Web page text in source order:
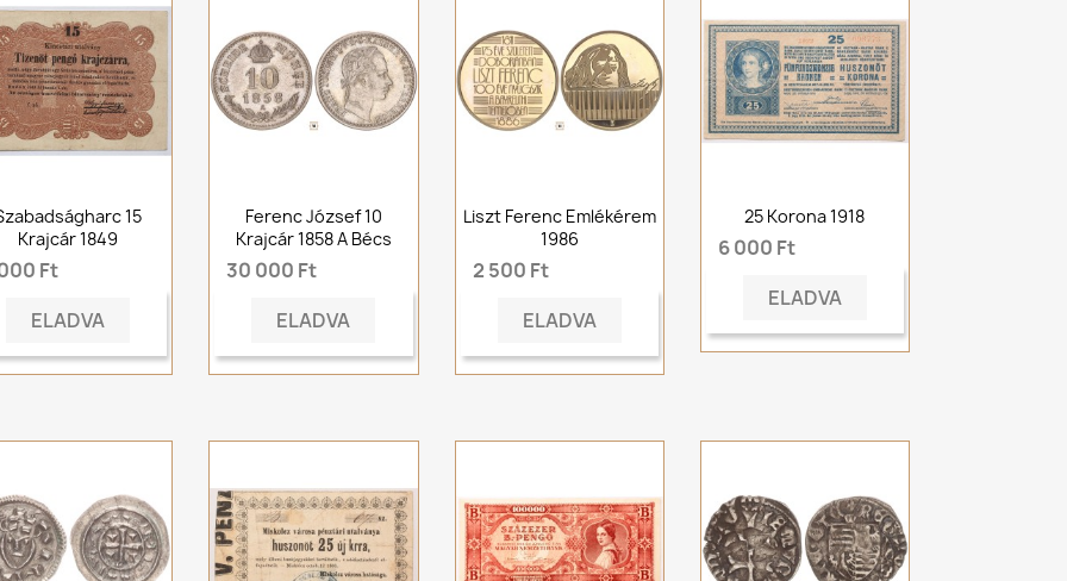
15
Krajcár 1849
Ft
ELADVA
Ferenc József 10
Krajcár 1858 A Bécs
30 000 Ft
ELADVA
Liszt Ferenc Emlékérem
1986
2 500 Ft
ELADVA
25 Korona 1918
6 000 Ft
ELADVA